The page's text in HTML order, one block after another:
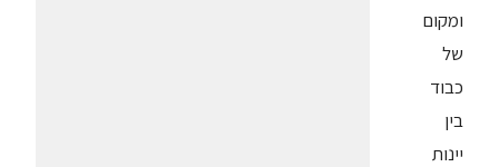
ומקום
של
כבוד
בין
יינות